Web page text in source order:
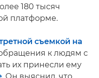
180 тысяч
платформе.
съемкой на
к людям с
их принесли ему